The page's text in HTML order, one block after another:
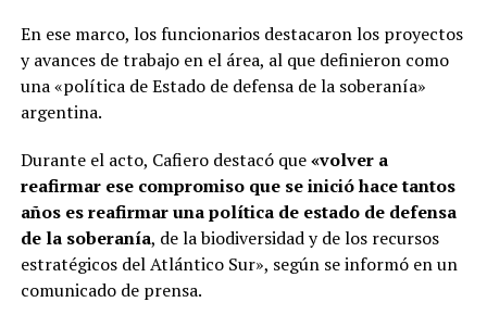
En ese marco, los funcionarios destacaron los proyectos
y avances de trabajo en el área, al que definieron como
una «política de Estado de defensa de la soberanía»
argentina.
Durante el acto, Cafiero destacó que«volver a
reafirmar ese compromiso que se inició hace tantos
años es reafirmar una política de estado de defensa
de la soberanía, de la biodiversidad y de los recursos
estratégicos del Atlántico Sur», según se informó en un
comunicado de prensa.